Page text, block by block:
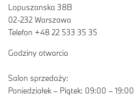
Lopuszanska 38B
02-232 Warszawa
Telefon +48 22 533 35 35
Godziny otwarcia
Salon sprzedaży:
Poniedziałek – Piątek: 09:00 – 19:00